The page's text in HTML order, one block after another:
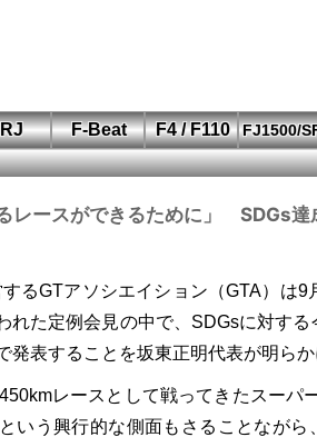
F-Beat
F4 / F110
FIA-F4
F110 CUP
FJ1500/
鈴鹿・岡
もてぎ・
筑波・冨
Aポリス
SFJ D-
SFJ日本
レースができるために」 SDGs達
るGTアソシエイション（GTA）は9
れた定例会見の中で、SDGsに対する
発表することを坂東正明代表が明らか
レースとして戦ってきたスーパ
いう興行的な側面もさることながら